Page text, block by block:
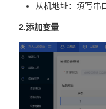
从机地址：填写串
2.添加变量